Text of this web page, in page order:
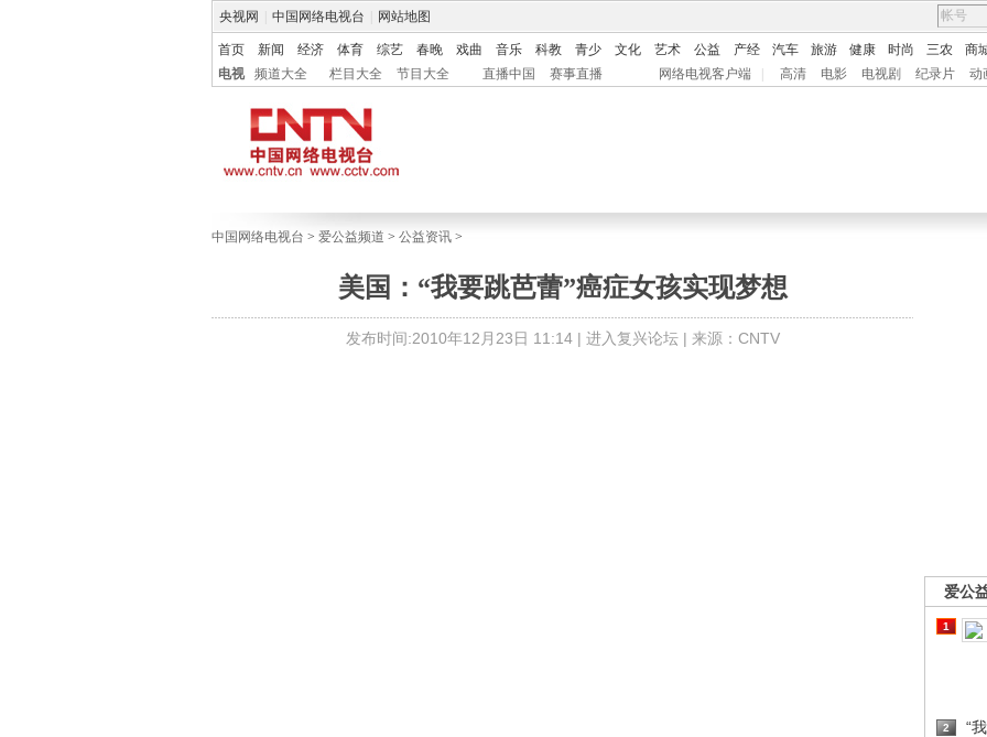
央视网 中国网络电视台 网站地图
首页 新闻 经济 体育 综艺 春晚 戏曲 音乐 科教 青少 文化 艺术 公益 产经 汽车 旅游 健康 时尚 三农 商
电视
频道大全 栏目大全 节目大全 直播中国 赛事直播 网络电视客户端 高清 电影 电视剧 纪录片 动
中国网络电视台 > 爱公益频道 > 公益资讯 >
美国：“我要跳芭蕾”癌症女孩实现梦想
发布时间:2010年12月23日 11:14 | 进入复兴论坛| 来源：CNTV
爱公
1
2 “